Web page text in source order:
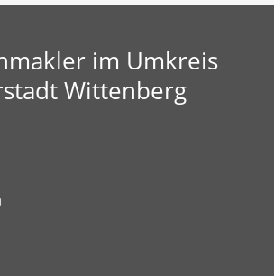
im Umkreis
Wittenberg